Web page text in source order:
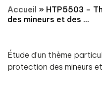
Accueil » HTP5503 –
des mineurs et des ...
Étude d’un thème
protection des mineurs